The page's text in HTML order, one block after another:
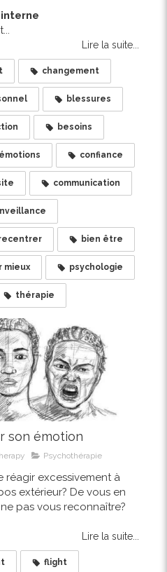
Lire la suite...
changement
blessures
besoins
émotions confiance
communication
bien être
mieux psychologie
thérapie
son émotion
Psychothérapie
réagir excessivement à
extérieur? De vous en
pas vous reconnaître?
Lire la suite...
flight